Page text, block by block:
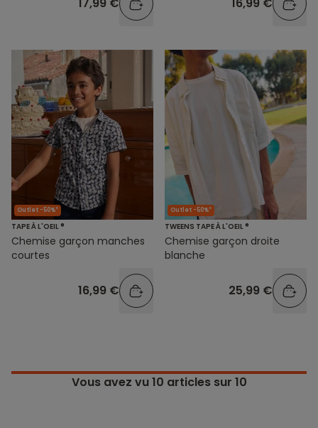
17,99 € 16,99 €
Outlet -50%*
TAPE À L'OEIL ®
Chemise garçon manches
courtes
16,99 €
Outlet -50%*
TWEENS TAPE À L'OEIL ®
Chemise garçon droite
blanche
25,99 €
Vous avez vu10 articles sur 10